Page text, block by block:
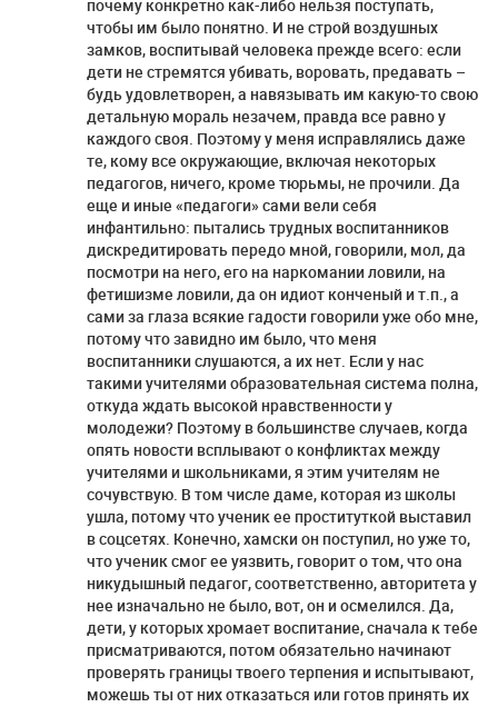
почему конкретно как-либо нельзя поступать,
чтобы им было понятно. И не строй воздушных
замков, воспитывай человека прежде всего: если
дети не стремятся убивать, воровать, предавать –
будь удовлетворен, а навязывать им какую-то свою
детальную мораль незачем, правда все равно у
каждого своя. Поэтому у меня исправлялись даже
те, кому все окружающие, включая некоторых
педагогов, ничего, кроме тюрьмы, не прочили. Да
еще и иные «педагоги» сами вели себя
инфантильно: пытались трудных воспитанников
дискредитировать передо мной, говорили, мол, да
посмотри на него, его на наркомании ловили, на
фетишизме ловили, да он идиот конченый и т.п., а
сами за глаза всякие гадости говорили уже обо мне,
потому что завидно им было, что меня
воспитанники слушаются, а их нет. Если у нас
такими учителями образовательная система полна,
откуда ждать высокой нравственности у
молодежи? Поэтому в большинстве случаев, когда
опять новости всплывают о конфликтах между
учителями и школьниками, я этим учителям не
сочувствую. В том числе даме, которая из школы
ушла, потому что ученик ее проституткой выставил
в соцсетях. Конечно, хамски он поступил, но уже то,
что ученик смог ее уязвить, говорит о том, что она
никудышный педагог, соответственно, авторитета у
нее изначально не было, вот, он и осмелился. Да,
дети, у которых хромает воспитание, сначала к тебе
присматриваются, потом обязательно начинают
проверять границы твоего терпения и испытывают,
можешь ты от них отказаться или готов принять их